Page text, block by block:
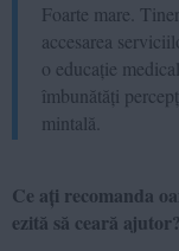
Foarte mare.
accesarea
o educație
îmbunătăți
mintală.
Ce ați recomanda
ezită să ceară